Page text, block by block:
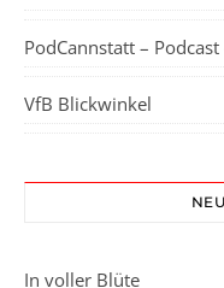
PodCannstatt –
VfB Blickwinkel
In voller Blüte